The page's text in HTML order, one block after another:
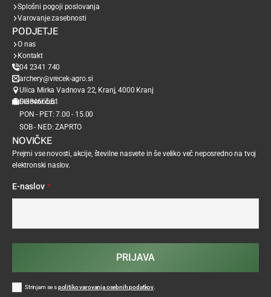
Splošni pogoji poslovanja
Varovanje zasebnosti
PODJETJE
O nas
Kontakt
04 2341 740
archery@vrecek-agro.si
Ulica Mirka Vadnova 22, Kranj, 4000 Kranj
SI38466651
Delovni čas
PON - PET: 7.00 - 15.00
SOB - NED: ZAPRTO
NOVIČKE
Prejmi vse novosti, akcije, številne nasvete in še veliko več neposredno na tvoj
elektronski naslov.
E-naslov *
Strinjam se spolitiko varovanja osebnih podatkov
PRIJAVA